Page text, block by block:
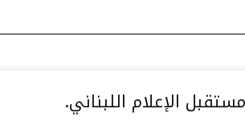
الإعلام اللبناني.